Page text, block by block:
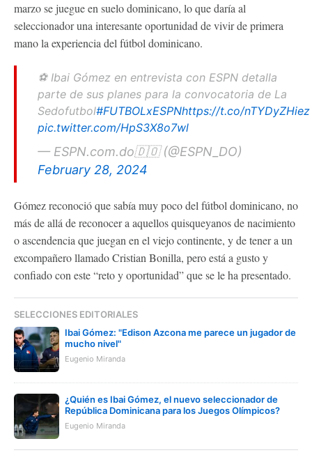
marzo se juegue en suelo dominicano, lo que daría al
seleccionador una interesante oportunidad de vivir de primera
mano la experiencia del fútbol dominicano.
⚽ Ibai Gómez en entrevista con ESPN detalla
parte de sus planes para la convocatoria de La
Sedofutbol#FUTBOLxESPNhttps://t.co/nTYDyZHiez
pic.twitter.com/HpS3X8o7wl
— ESPN.com.do🇩🇴 (@ESPN_DO)
February 28, 2024
Gómez reconoció que sabía muy poco del fútbol dominicano, no
más de allá de reconocer a aquellos quisqueyanos de nacimiento
o ascendencia que juegan en el viejo continente, y de tener a un
excompañero llamado Cristian Bonilla, pero está a gusto y
confiado con este “reto y oportunidad” que se le ha presentado.
SELECCIONES EDITORIALES
Ibai Gómez: "Edison Azcona me parece un jugador de
mucho nivel"
Eugenio Miranda
¿Quién es Ibai Gómez, el nuevo seleccionador de
República Dominicana para los Juegos Olímpicos?
Eugenio Miranda